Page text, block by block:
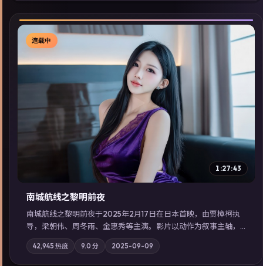
▶
连载中
1:27:43
南城航线之黎明前夜
南城航线之黎明前夜于2025年2月17日在日本首映，由贾樟柯执
导，梁朝伟、周冬雨、金惠秀等主演。影片以动作为叙事主轴，
城市霓虹背后，有人用规则改写命运；摄影与配乐强化地域气
质；站内亦可通过「国产免费观看高清电视剧在线看」延展检索
同类型高分佳作，畅享高清在线追剧体验。
42,945 热度 9.0 分 2025-09-09